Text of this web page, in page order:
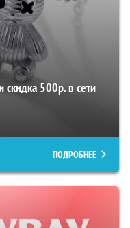
скидка 500р. в сети
ПОДРОБНЕЕ